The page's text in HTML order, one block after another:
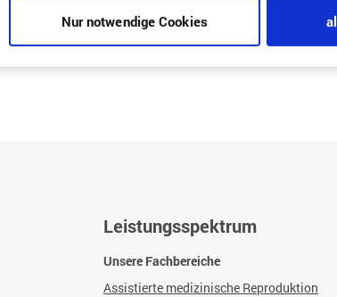
Nur notwendige Cookies
Leistungsspektrum
Unsere Fachbereiche
Assistierte medizinische Reproduktion